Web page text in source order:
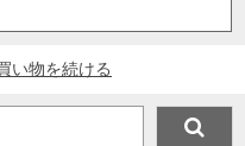
い物を続ける